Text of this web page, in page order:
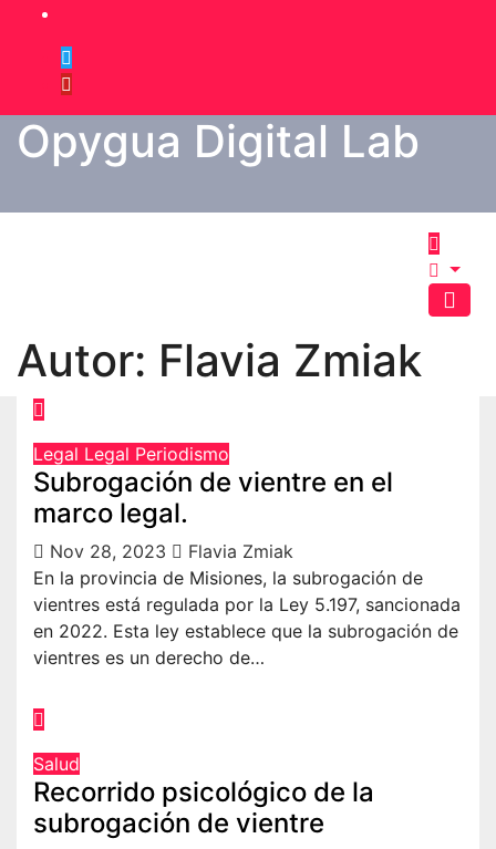
Saltar
contenido
Opygua Digital Lab
Autor: Flavia Zmiak
Legal Legal Periodismo
Subrogación de vientre en el
marco legal.
Nov 28, 2023
Flavia Zmiak
En la provincia de Misiones, la subrogación de
vientres está regulada por la Ley 5.197, sancionada
en 2022. Esta ley establece que la subrogación de
vientres es un derecho de…
Salud
Recorrido psicológico de la
subrogación de vientre